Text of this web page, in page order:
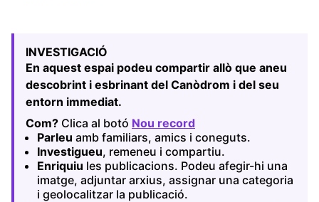
−
INVESTIGACIÓ
En aquest espai podeu compartir allò que aneu
descobrint i esbrinant del Canòdrom i del seu
entorn immediat.
Com? Clica al botó Nou record
(Obrir en una
Parleu amb familiars, amics i coneguts.
Investigueu, remeneu i compartiu.
Enriquiu les publicacions. Podeu afegir-hi una
imatge, adjuntar arxius, assignar una categoria
i geolocalitzar la publicació.